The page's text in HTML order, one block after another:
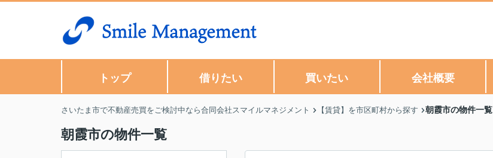
トップ 借りたい 買いたい 会社概要
さいたま市で不動産売買をご検討中なら合同会社スマイルマネジメント 【賃貸】を市区町村から探す 朝霞市の物件一覧
朝霞市の物件一覧